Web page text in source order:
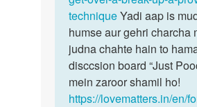
techniqueYadi aap is
humse aur gehri charcha
judna chahte hain to
disccsion board “Just
mein zaroor shamil ho!
https://lovematters.in/en/